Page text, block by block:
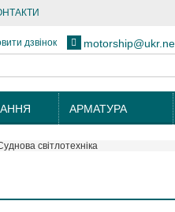
дзвінок
АРМАТУРА
світлотехніка